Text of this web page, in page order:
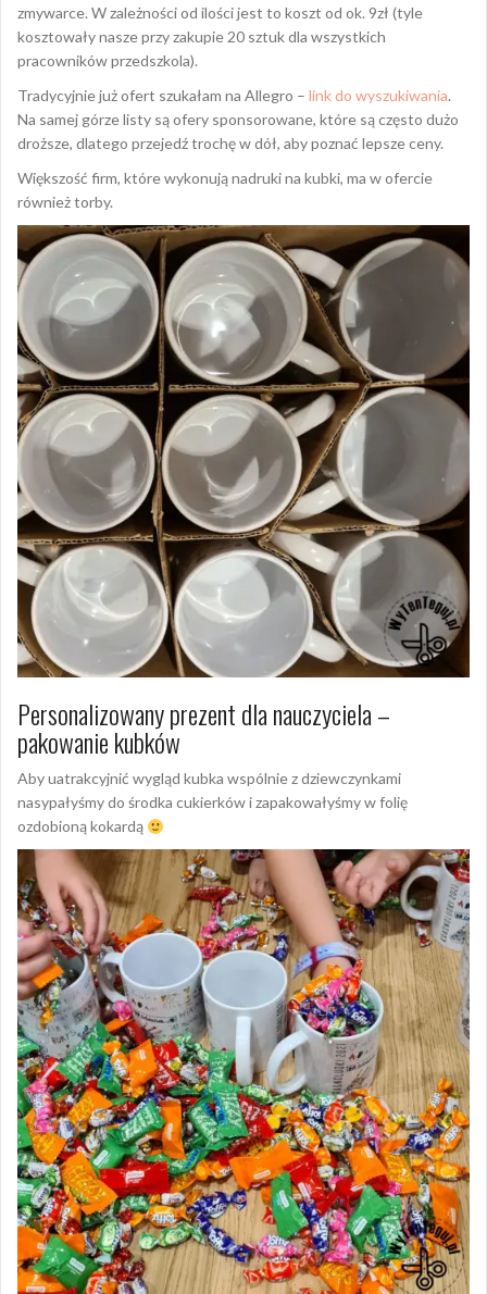
zmywarce. W zależności od ilości jest to koszt od ok. 9zł (tyle
kosztowały nasze przy zakupie 20 sztuk dla wszystkich
pracowników przedszkola).
Tradycyjnie już ofert szukałam na Allegro – link do wyszukiwania.
Na samej górze listy są ofery sponsorowane, które są często dużo
droższe, dlatego przejedź trochę w dół, aby poznać lepsze ceny.
Większość firm, które wykonują nadruki na kubki, ma w ofercie
również torby.
Personalizowany prezent dla nauczyciela –
pakowanie kubków
Aby uatrakcyjnić wygląd kubka wspólnie z dziewczynkami
nasypałyśmy do środka cukierków i zapakowałyśmy w folię
ozdobioną kokardą